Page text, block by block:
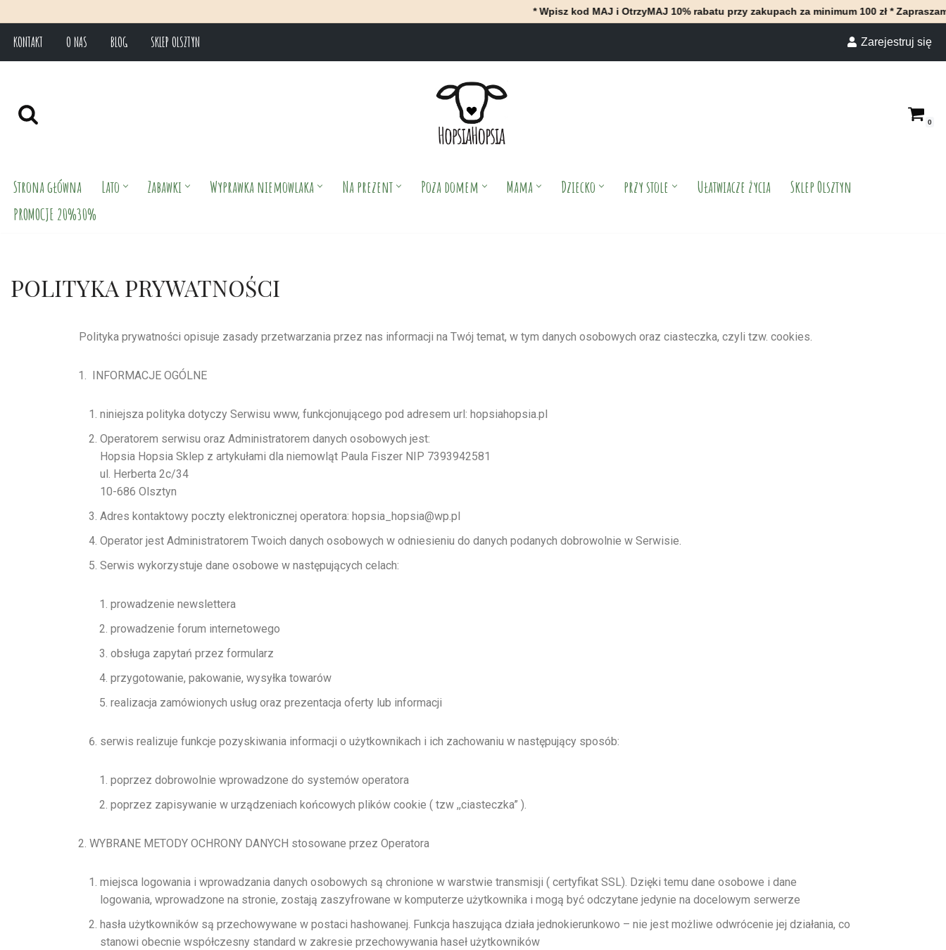
* Wpisz kod MAJ i OtrzyMAJ 10% rabatu przy zakupach za minimum 100 zł * Zapraszamy do
Przejdź
KONTAKT O NAS BLOG SKLEP OLSZTYN Zarejestruj się
0
Strona główna Lato Zabawki Wyprawka niemowlaka Na prezent Poza domem Mama Dziecko przy stole Ułatwiacze życia
Sklep Olsztyn
PROMOCJE 20%30%
POLITYKA PRYWATNOŚCI
Polityka prywatności opisuje zasady przetwarzania przez nas informacji na Twój temat, w tym danych osobowych oraz ciasteczka, czyli tzw. cookies.
INFORMACJE OGÓLNE
niniejsza polityka dotyczy Serwisu www, funkcjonującego pod adresem url: hopsiahopsia.pl
Operatorem serwisu oraz Administratorem danych osobowych jest:
Hopsia Hopsia Sklep z artykułami dla niemowląt Paula Fiszer NIP 7393942581
ul. Herberta 2c/34
10-686 Olsztyn
Adres kontaktowy poczty elektronicznej operatora: hopsia_hopsia@wp.pl
Operator jest Administratorem Twoich danych osobowych w odniesieniu do danych podanych dobrowolnie w Serwisie.
Serwis wykorzystuje dane osobowe w następujących celach:
prowadzenie newslettera
prowadzenie forum internetowego
obsługa zapytań przez formularz
przygotowanie, pakowanie, wysyłka towarów
realizacja zamówionych usług oraz prezentacja oferty lub informacji
serwis realizuje funkcje pozyskiwania informacji o użytkownikach i ich zachowaniu w następujący sposób:
poprzez dobrowolnie wprowadzone do systemów operatora
poprzez zapisywanie w urządzeniach końcowych plików cookie ( tzw ,,ciasteczka” ).
WYBRANE METODY OCHRONY DANYCH stosowane przez Operatora
miejsca logowania i wprowadzania danych osobowych są chronione w warstwie transmisji ( certyfikat SSL). Dzięki temu dane osobowe i dane
logowania, wprowadzone na stronie, zostają zaszyfrowane w komputerze użytkownika i mogą być odczytane jedynie na docelowym serwerze
hasła użytkowników są przechowywane w postaci hashowanej. Funkcja haszująca działa jednokierunkowo – nie jest możliwe odwrócenie jej działania, co
stanowi obecnie współczesny standard w zakresie przechowywania haseł użytkowników